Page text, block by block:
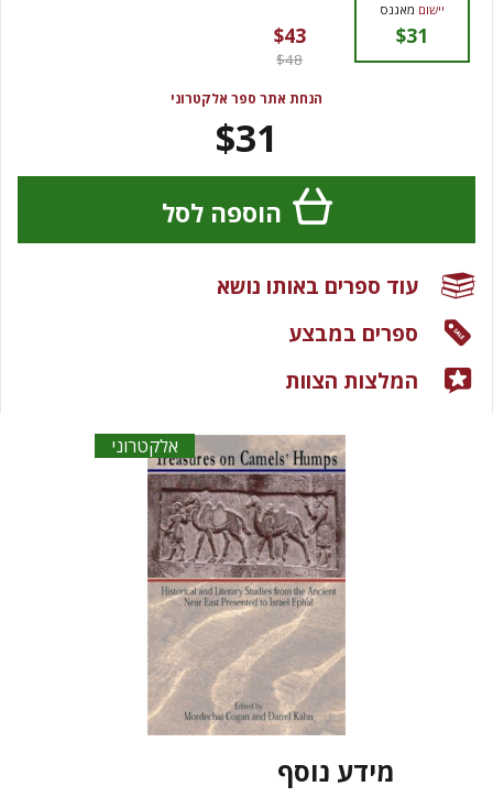
אלקטרוני
מידע נוסף
יישום מאגנס
$31
$43
$48
הנחת אתר ספר אלקטרוני
$31
הוספה לסל
עוד ספרים באותו נושא
ספרים במבצע
המלצות הצוות